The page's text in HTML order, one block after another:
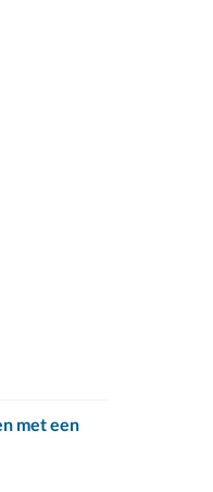
met een